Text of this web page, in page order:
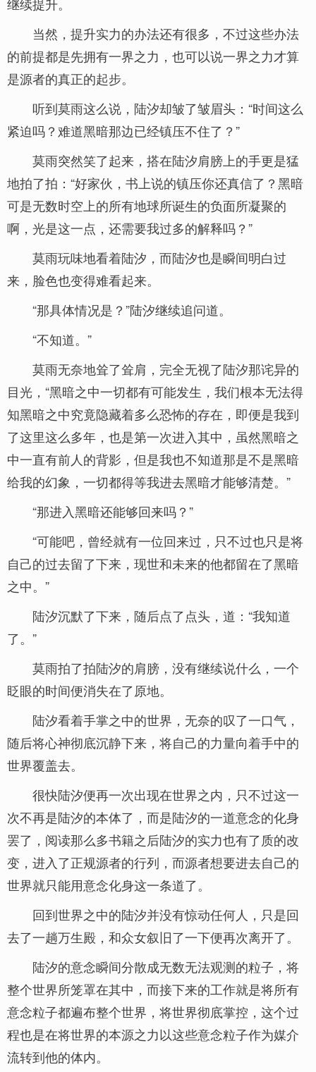
当然，提升实力的办法还有很多，不过这些办法
的前提都是先拥有一界之力，也可以说一界之力才算
是源者的真正的起步。
听到莫雨这么说，陆汐却皱了皱眉头：“时间这么
紧迫吗？难道黑暗那边已经镇压不住了？”
莫雨突然笑了起来，搭在陆汐肩膀上的手更是猛
地拍了拍：“好家伙，书上说的镇压你还真信了？黑暗
可是无数时空上的所有地球所诞生的负面所凝聚的
啊，光是这一点，还需要我过多的解释吗？”
莫雨玩味地看着陆汐，而陆汐也是瞬间明白过
来，脸色也变得难看起来。
“那具体情况是？”陆汐继续追问道。
“不知道。”
莫雨无奈地耸了耸肩，完全无视了陆汐那诧异的
目光，“黑暗之中一切都有可能发生，我们根本无法得
知黑暗之中究竟隐藏着多么恐怖的存在，即便是我到
了这里这么多年，也是第一次进入其中，虽然黑暗之
中一直有前人的背影，但是我也不知道那是不是黑暗
给我的幻象，一切都得等我进去黑暗才能够清楚。”
“那进入黑暗还能够回来吗？”
“可能吧，曾经就有一位回来过，只不过也只是将
自己的过去留了下来，现世和未来的他都留在了黑暗
之中。”
陆汐沉默了下来，随后点了点头，道：“我知道
了。”
莫雨拍了拍陆汐的肩膀，没有继续说什么，一个
眨眼的时间便消失在了原地。
陆汐看着手掌之中的世界，无奈的叹了一口气，
随后将心神彻底沉静下来，将自己的力量向着手中的
世界覆盖去。
很快陆汐便再一次出现在世界之内，只不过这一
次不再是陆汐的本体了，而是陆汐的一道意念的化身
罢了，阅读那么多书籍之后陆汐的实力也有了质的改
变，进入了正规源者的行列，而源者想要进去自己的
世界就只能用意念化身这一条道了。
回到世界之中的陆汐并没有惊动任何人，只是回
去了一趟万生殿，和众女叙旧了一下便再次离开了。
陆汐的意念瞬间分散成无数无法观测的粒子，将
整个世界所笼罩在其中，而接下来的工作就是将所有
意念粒子都遍布整个世界，将世界彻底掌控，这个过
程也是在将世界的本源之力以这些意念粒子作为媒介
流转到他的体内。